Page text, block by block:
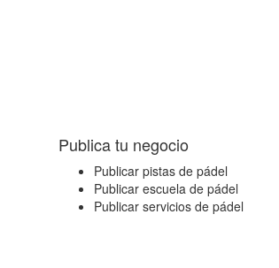
Publica tu negocio
Publicar pistas de pádel
Publicar escuela de pádel
Publicar servicios de pádel